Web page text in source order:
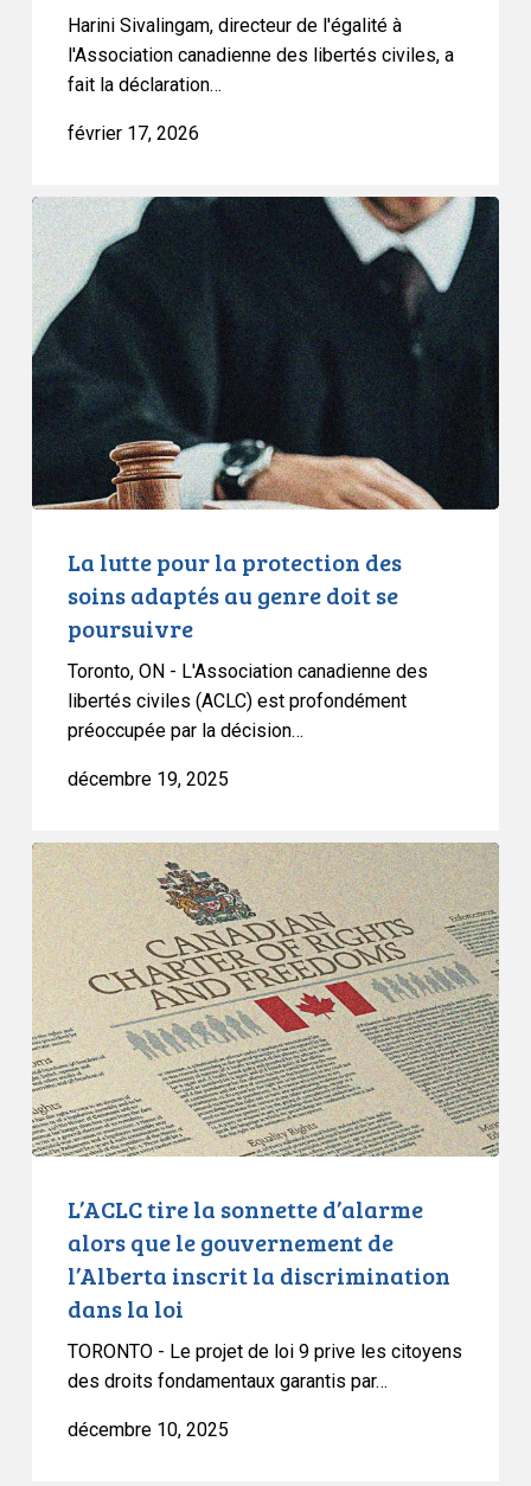
Harini Sivalingam, directeur de l'égalité à
l'Association canadienne des libertés civiles, a
fait la déclaration…
février 17, 2026
La
lutte
pour
la
protection
des
soins
adaptés
au
genre
La lutte pour la protection des
soins adaptés au genre doit se
poursuivre
Toronto, ON - L'Association canadienne des
libertés civiles (ACLC) est profondément
préoccupée par la décision…
décembre 19, 2025
L’ACLC
tire
la
sonnette
d’alarme
alors
que
le
gouvernement
de
discrimination
dans
L’ACLC tire la sonnette d’alarme
alors que le gouvernement de
l’Alberta inscrit la discrimination
dans la loi
TORONTO - Le projet de loi 9 prive les citoyens
des droits fondamentaux garantis par…
décembre 10, 2025